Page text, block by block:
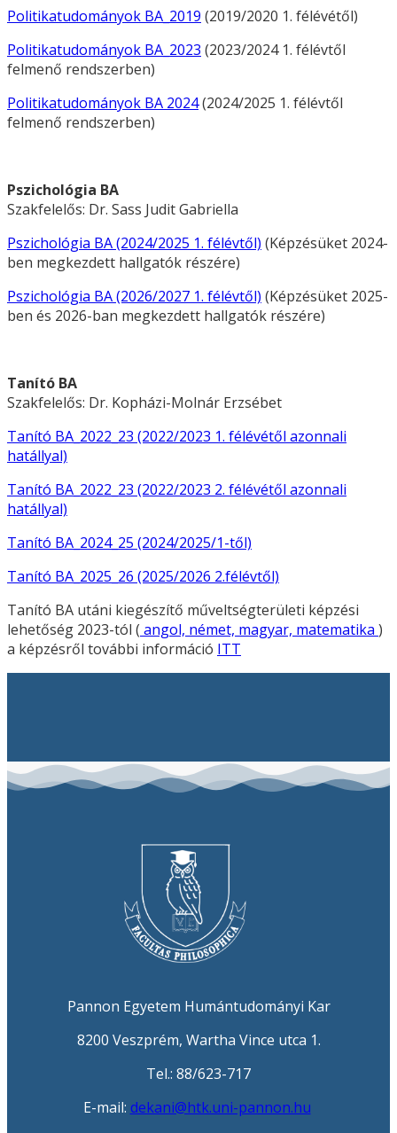
Politikatudományok BA_2019 (2019/2020 1. félévétől)
Politikatudományok BA_2023 (2023/2024 1. félévtől
felmenő rendszerben)
Politikatudományok BA 2024(2024/2025 1. félévtől
felmenő rendszerben)
Pszichológia BA
Szakfelelős: Dr. Sass Judit Gabriella
Pszichológia BA (2024/2025 1. félévtől) (Képzésüket 2024-
ben megkezdett hallgatók részére)
Pszichológia BA (2026/2027 1. félévtől) (Képzésüket 2025-
ben és 2026-ban megkezdett hallgatók részére)
Tanító BA
Szakfelelős: Dr. Kopházi-Molnár Erzsébet
Tanító BA_2022_23 (2022/2023 1. félévétől azonnali
hatállyal)
Tanító BA_2022_23 (2022/2023 2. félévétől azonnali
hatállyal)
Tanító BA_2024_25 (2024/2025/1-től)
Tanító BA_2025_26 (2025/2026 2.félévtől)
Tanító BA utáni kiegészítő műveltségterületi képzési
lehetőség 2023-tól ( angol, német, magyar, matematika )
a képzésről további információ ITT
Pannon Egyetem Humántudományi Kar
8200 Veszprém, Wartha Vince utca 1.
Tel.: 88/623-717
E-mail: dekani@htk.uni-pannon.hu